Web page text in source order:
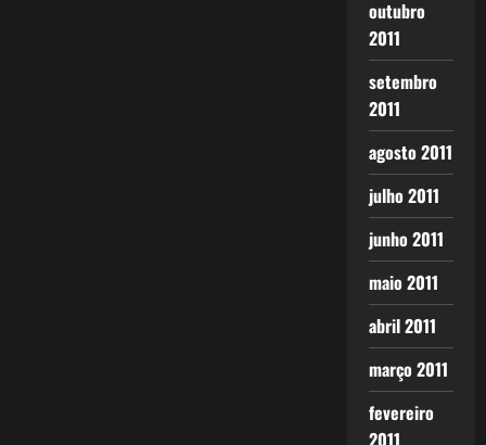
outubro
2011
setembro
2011
agosto 2011
julho 2011
junho 2011
maio 2011
abril 2011
março 2011
fevereiro
2011